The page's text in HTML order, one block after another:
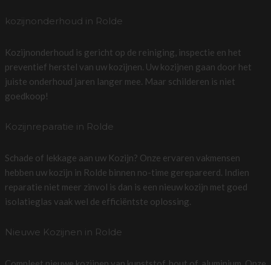
kozijnonderhoud in Rolde
Kozijnonderhoud is gericht op de reiniging, inspectie en het
preventief herstel van uw kozijnen. Uw kozijnen gaan door het
juiste onderhoud jaren langer mee. Maar schilderen is niet
goedkoop!
Kozijnreparatie in Rolde
Schade of lekkage aan uw Kozijn? Onze ervaren vakmensen
hebben uw kozijn in Rolde binnen no-time gerepareerd. Indien
reparatie niet meer zinvol is dan is een nieuw kozijn met goed
isolatieglas vaak wel de efficiëntste oplossing.
Nieuwe Kozijnen in Rolde